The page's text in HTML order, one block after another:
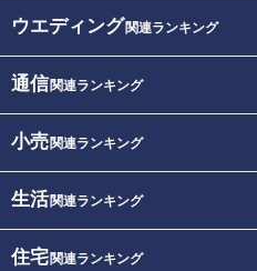
ウエディング関連ランキング
通信関連ランキング
小売関連ランキング
生活関連ランキング
住宅関連ランキング